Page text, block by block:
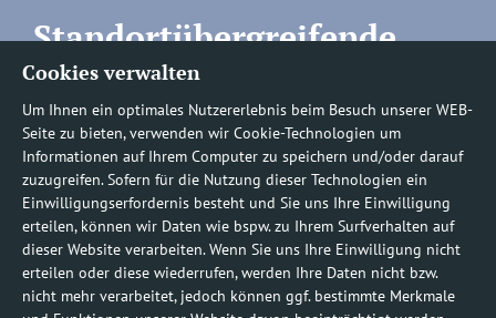
Cookies verwalten
Um Ihnen ein optimales Nutzererlebnis beim Besuch unserer WEB-
Seite zu bieten, verwenden wir Cookie-Technologien um
Informationen auf Ihrem Computer zu speichern und/oder darauf
zuzugreifen. Sofern für die Nutzung dieser Technologien ein
Einwilligungserfordernis besteht und Sie uns Ihre Einwilligung
erteilen, können wir Daten wie bspw. zu Ihrem Surfverhalten auf
dieser Website verarbeiten. Wenn Sie uns Ihre Einwilligung nicht
erteilen oder diese wiederrufen, werden Ihre Daten nicht bzw.
nicht mehr verarbeitet, jedoch können ggf. bestimmte Merkmale
Standortübergreifende
Rufnummern
Befundauskünfte/
Nachforderungen
0800 1219100-10